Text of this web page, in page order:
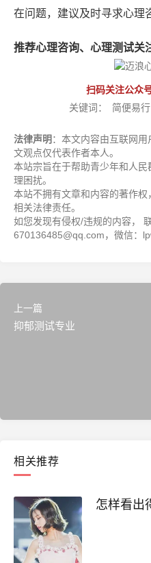
在问题，建议及时寻求心理
推荐心理咨询、心理测试关
扫码关注公众
关键词：
简便易行
法律声明 ：本文内容由互联网
文观点仅代表作者本人。
本站宗旨在于帮助青少年和人
理困扰。
本站不拥有文章和内容的著作
相关法律责任。
如您发现有侵权/违规的内容，
670136485@qq.com，微信：
上一篇
抑郁测试专业
相关推荐
怎样看出